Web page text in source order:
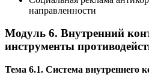
направленности
Модуль 6. Внутренний
инструменты
Тема 6.1. Система внутреннего